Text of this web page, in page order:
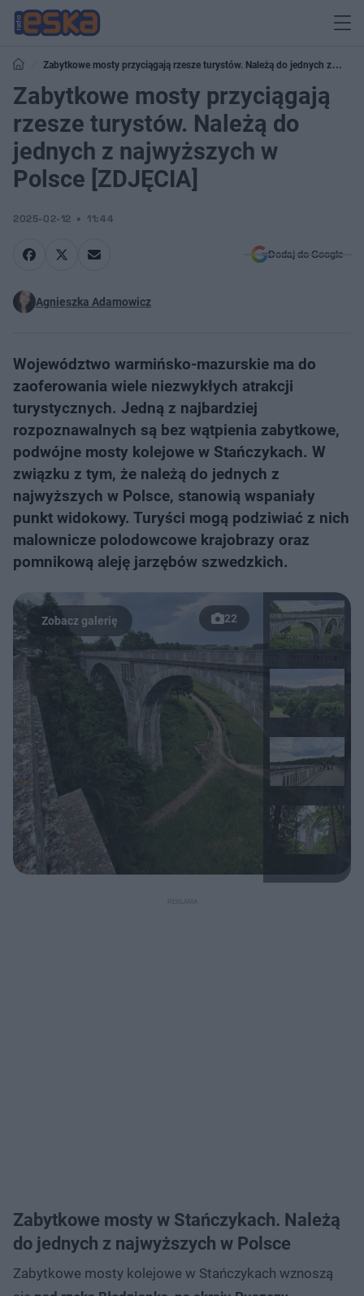
Zabytkowe mosty przyciągają rzesze turystów. Należą do jednych z
najwyższych w Polsce [ZDJĘCIA]
Zabytkowe mosty przyciągają
rzesze turystów. Należą do
jednych z najwyższych w
Polsce [ZDJĘCIA]
2025-02-12 11:44
Dodaj do Google
Agnieszka Adamowicz
Województwo warmińsko-mazurskie ma do
zaoferowania wiele niezwykłych atrakcji
turystycznych. Jedną z najbardziej
rozpoznawalnych są bez wątpienia zabytkowe,
podwójne mosty kolejowe w Stańczykach. W
związku z tym, że należą do jednych z
najwyższych w Polsce, stanowią wspaniały
punkt widokowy. Turyści mogą podziwiać z nich
malownicze polodowcowe krajobrazy oraz
pomnikową aleję jarzębów szwedzkich.
22
Zabytkowe mosty w Stańczykach. Należą
do jednych z najwyższych w Polsce
Zabytkowe mosty kolejowe w Stańczykach wznoszą